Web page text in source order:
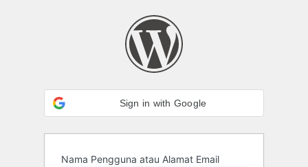
Sign in with Google
Nama Pengguna atau Alamat Email